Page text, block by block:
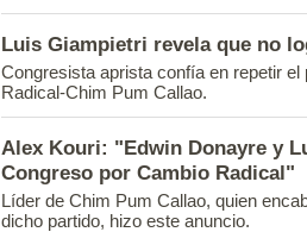
Luis Giampietri revela que no
Congresista aprista confía en repetir
Radical-Chim Pum Callao.
Alex Kouri: "Edwin Donayre y
Congreso por Cambio Radical"
Líder de Chim Pum Callao, quien
dicho partido, hizo este anuncio.